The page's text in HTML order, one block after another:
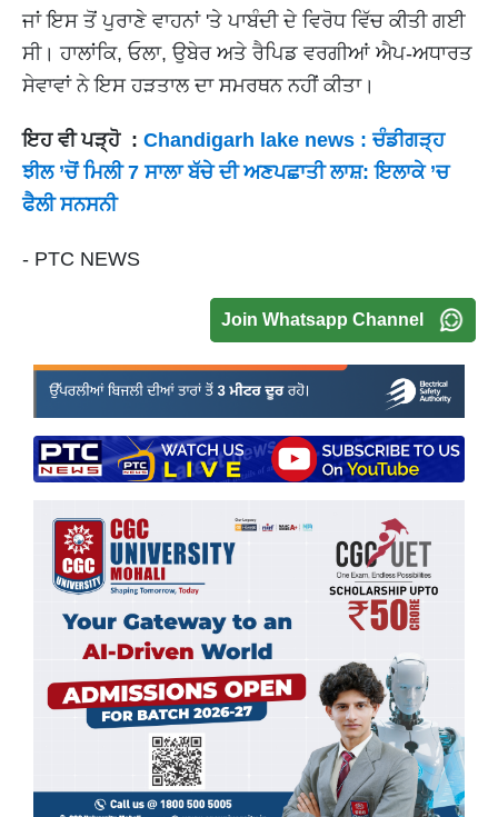
ਜਾਂ ਇਸ ਤੋਂ ਪੁਰਾਣੇ ਵਾਹਨਾਂ 'ਤੇ ਪਾਬੰਦੀ ਦੇ ਵਿਰੋਧ ਵਿੱਚ ਕੀਤੀ ਗਈ
ਸੀ। ਹਾਲਾਂਕਿ, ਓਲਾ, ਉਬੇਰ ਅਤੇ ਰੈਪਿਡ ਵਰਗੀਆਂ ਐਪ-ਅਧਾਰਤ
ਸੇਵਾਵਾਂ ਨੇ ਇਸ ਹੜਤਾਲ ਦਾ ਸਮਰਥਨ ਨਹੀਂ ਕੀਤਾ।
ਇਹ ਵੀ ਪੜ੍ਹੋ : Chandigarh lake news : ਚੰਡੀਗੜ੍ਹ
ਝੀਲ ’ਚੋਂ ਮਿਲੀ 7 ਸਾਲਾ ਬੱਚੇ ਦੀ ਅਣਪਛਾਤੀ ਲਾਸ਼: ਇਲਾਕੇ ’ਚ
ਫੈਲੀ ਸਨਸਨੀ
- PTC NEWS
Join Whatsapp Channel